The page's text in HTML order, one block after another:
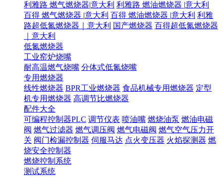
利雅路 燃气燃烧器|意大利 利雅路 燃油燃烧器 |意大利
百得 燃气燃烧器 |意大利 百得 燃油燃烧器 |意大利 利雅
路超低氮燃烧器｜意大利 国产燃烧器 百得超低氮燃烧器
｜意大利
低氮燃烧器
工业窑炉烧嘴
耐高温燃气烧嘴 分体式低氮烧嘴
专用燃烧器
线性燃烧器 BPR工业燃烧器 食品机械专用燃烧器 定型
机专用燃烧器 高调节比燃烧器
配件大全
可编程控制器PLC 调节仪表 喷油嘴 燃烧油泵 燃油电磁
阀 燃气过滤器 燃气调压阀 燃气电磁阀 燃气空气压力开
关 阀门检漏控制器 伺服马达 点火变压器 火焰探测器 燃
烧安全控制器
燃烧控制系统
测试系统